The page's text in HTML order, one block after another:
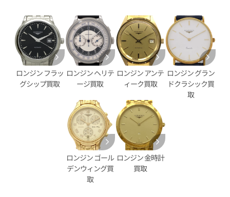
ェンドダイバー デイト
28日時点の参考買取価格で
ロンジン ハイドロコンクエス
アウト L3.742.2.56.6 SS
参考買取価格
117,000
ロンジン フラッ
グシップ買取
ロンジン ヘリテ
ージ買取
ロンジン アンテ
ィーク買取
ロンジン グラン
ドクラシック買
取
ロンジン ゴール
デンウィング買
取
ロンジン 金時計
買取